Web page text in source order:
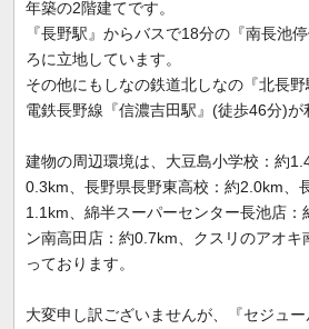
年築の2階建てです。
『長野駅』からバスで18分の『南長池
ろに立地しています。
その他にもしなの鉄道北しなの『北長
電鉄長野線『信濃吉田駅』(徒歩46分)が
建物の周辺環境は、大豆島小学校：約
0.3km、長野県長野東高校：約2.0km、
1.1km、綿半スーパーセンター長池店
ン南高田店：約0.7km、クスリのアオ
っております。
大変申し訳ございませんが、『セジュ